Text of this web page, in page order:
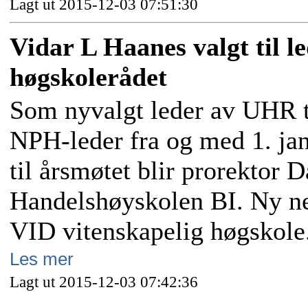
Lagt ut 2015-12-03 07:51:30
Vidar L Haanes valgt til
høgskolerådet
Som nyvalgt leder av UHR
NPH-leder fra og med 1.
til årsmøtet blir prorektor
Handelshøyskolen BI. Ny
VID vitenskapelig
Les mer
Lagt ut 2015-12-03 07:42:36